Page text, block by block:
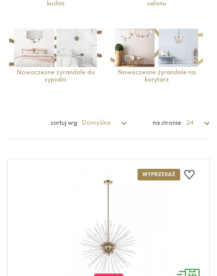
kuchni
salonu
Nowoczesne żyrandole do
sypialni
Nowoczesne żyrandole na
korytarz
sortuj wg: Domyślne na stronie: 24